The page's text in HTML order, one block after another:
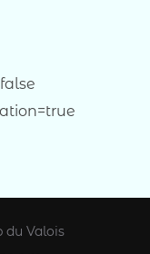
du Valois